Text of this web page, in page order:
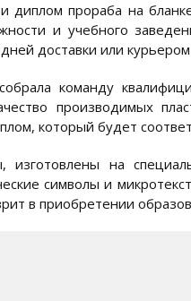
диплом прораба на
и учебного
доставки или
команду
производимых
который будет
изготовлены на
символы и
в приобретении